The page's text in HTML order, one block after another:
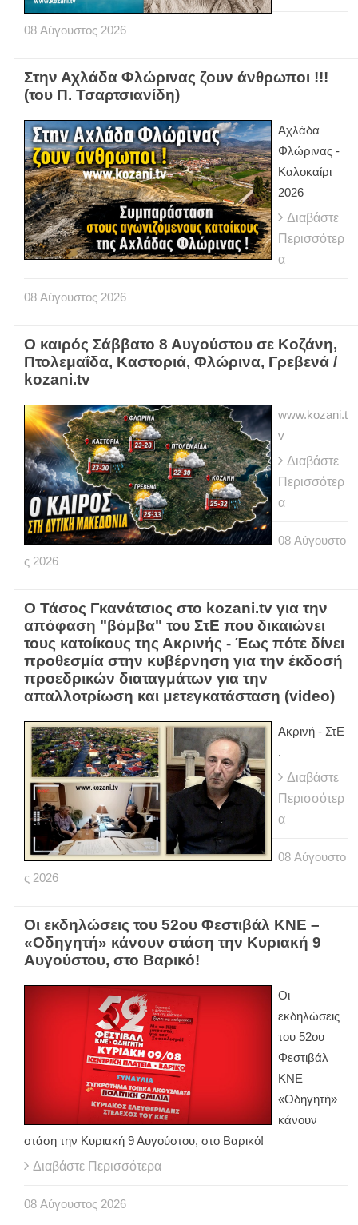
08 Αύγουστος 2026
Στην Αχλάδα Φλώρινας ζουν άνθρωποι !!!
(του Π. Τσαρτσιανίδη)
Αχλάδα
Φλώρινας -
Καλοκαίρι
2026
Διαβάστε
Περισσότερ
α
08 Αύγουστος 2026
Ο καιρός Σάββατο 8 Αυγούστου σε Κοζάνη,
Πτολεμαΐδα, Καστοριά, Φλώρινα, Γρεβενά /
kozani.tv
www.kozani.t
v
Διαβάστε
Περισσότερ
α
08 Αύγουστο
ς 2026
Ο Τάσος Γκανάτσιος στο kozani.tv για την
απόφαση "βόμβα" του ΣτΕ που δικαιώνει
τους κατοίκους της Ακρινής - Έως πότε δίνει
προθεσμία στην κυβέρνηση για την έκδοσή
προεδρικών διαταγμάτων για την
απαλλοτρίωση και μετεγκατάσταση (video)
Ακρινή - ΣτΕ
.
Διαβάστε
Περισσότερ
α
08 Αύγουστο
ς 2026
Οι εκδηλώσεις του 52ου Φεστιβάλ ΚΝΕ –
«Οδηγητή» κάνουν στάση την Κυριακή 9
Αυγούστου, στο Βαρικό!
Οι
εκδηλώσεις
του 52ου
Φεστιβάλ
ΚΝΕ –
«Οδηγητή»
κάνουν
στάση την Κυριακή 9 Αυγούστου, στο Βαρικό!
Διαβάστε Περισσότερα
08 Αύγουστος 2026